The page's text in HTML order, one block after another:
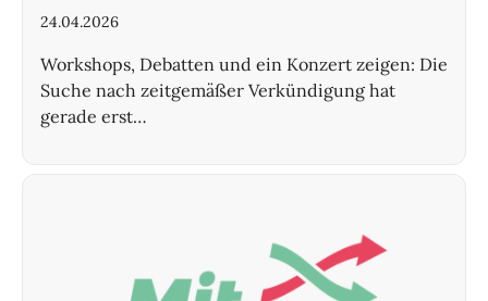
24.04.2026
Workshops, Debatten und ein Konzert zeigen: Die
Suche nach zeitgemäßer Verkündigung hat
gerade erst…